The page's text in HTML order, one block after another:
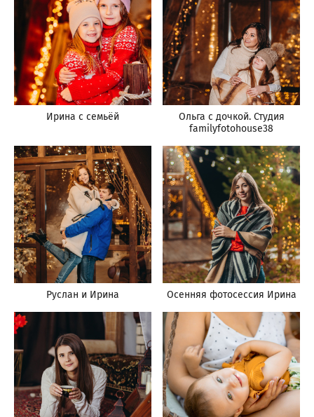
Ирина с семьёй
Ольга с дочкой. Студия
familyfotohouse38
Руслан и Ирина Осенняя фотосессия Ирина